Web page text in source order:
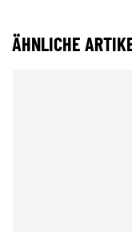
ÄHNLICHE